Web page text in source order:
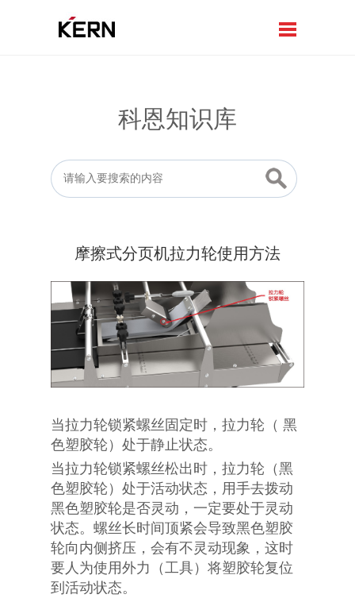
科恩知识库
摩擦式分页机拉力轮使用方法
当拉力轮锁紧螺丝固定时，拉力轮（ 黑
色塑胶轮）处于静止状态。
当拉力轮锁紧螺丝松出时，拉力轮（黑
色塑胶轮）处于活动状态，用手去拨动
黑色塑胶轮是否灵动，一定要处于灵动
状态。螺丝长时间顶紧会导致黑色塑胶
轮向内侧挤压，会有不灵动现象，这时
要人为使用外力（工具）将塑胶轮复位
到活动状态。